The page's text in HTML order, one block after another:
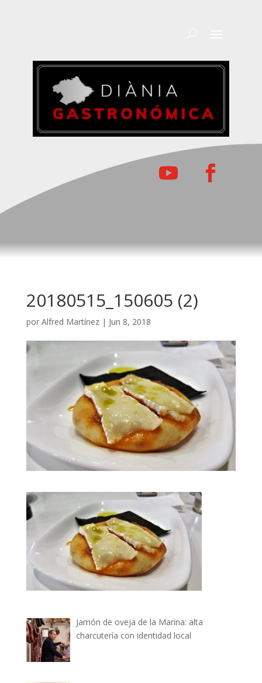
20180515_150605 (2)
por Alfred Martínez| Jun 8, 2018
Jamón de oveja de la Marina: alta
charcutería con identidad local